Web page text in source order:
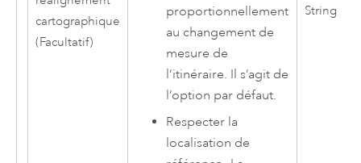
cartographique
(Facultatif)
proportionnellement
au changement de
mesure de
l’itinéraire. Il s’agit de
l’option par défaut.
Respecter la
localisation de
String